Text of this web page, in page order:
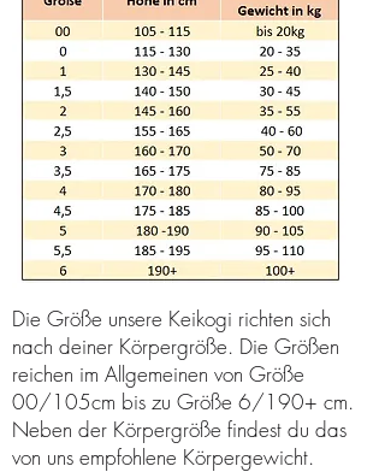
Die Größe unsere Keikogi richten sich
nach deiner Körpergröße. Die Größen
reichen im Allgemeinen von Größe
00/105cm bis zu Größe 6/190+ cm.
Neben der Körpergröße findest du das
von uns empfohlene Körpergewicht.